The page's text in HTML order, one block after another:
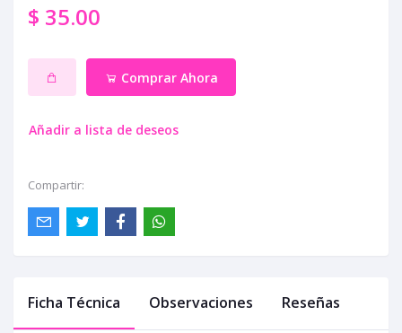
$ 35.00
Comprar Ahora
Añadir a lista de deseos
Compartir:
Ficha Técnica Observaciones Reseñas